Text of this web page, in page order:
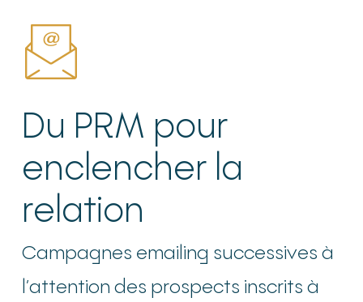
Du PRM pour
enclencher la
relation
Campagnes emailing successives à
l’attention des prospects inscrits à